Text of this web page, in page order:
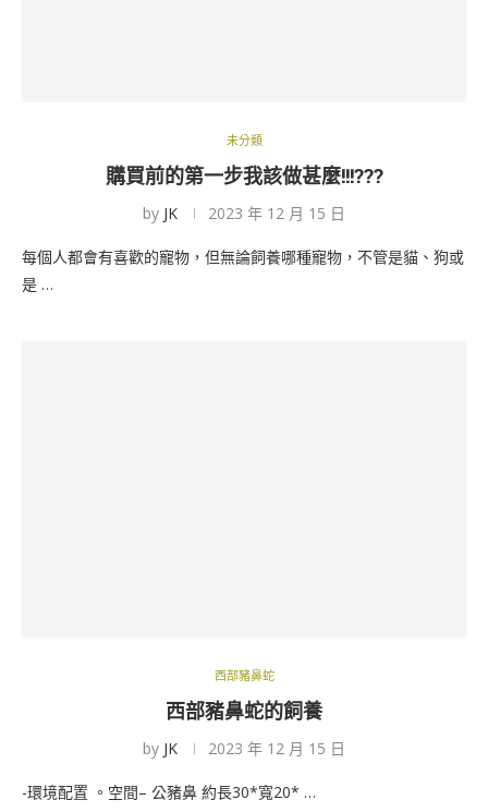
未分類
購買前的第一步我該做甚麼!!!???
by JK 2023 年 12 月 15 日
每個人都會有喜歡的寵物，但無論飼養哪種寵物，不管是貓、狗或
是 …
西部豬鼻蛇
西部豬鼻蛇的飼養
by JK 2023 年 12 月 15 日
-環境配置 。空間– 公豬鼻 約長30*寬20* …